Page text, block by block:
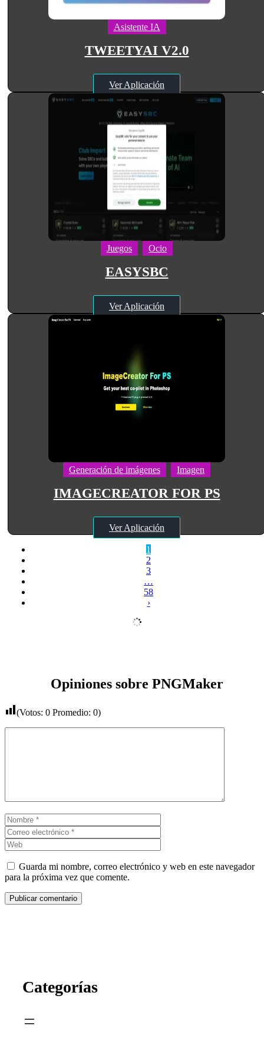
Asistente IA
TWEETYAI V2.0
Ver Aplicación
Juegos Ocio
EASYSBC
Ver Aplicación
Generación de imágenes Imagen
IMAGECREATOR FOR PS
Ver Aplicación
1
2
3
…
58
›
Opiniones sobre PNGMaker
(Votos: 0 Promedio: 0)
Nombre
electrónico
Guarda mi nombre, correo electrónico y web en este navegador
para la próxima vez que comente.
Categorías